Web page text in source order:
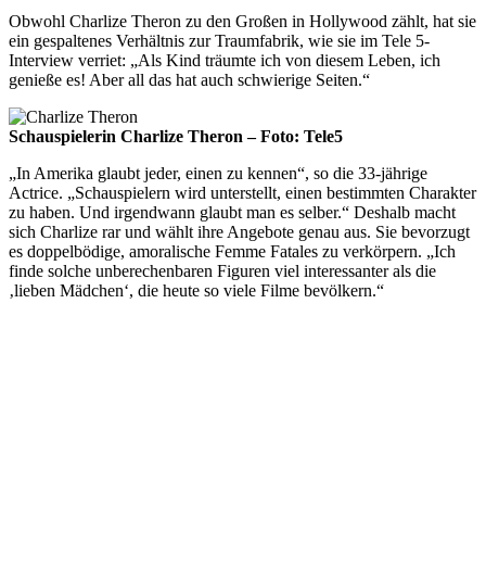
Obwohl Charlize Theron zu den Großen in Hollywood zählt, hat sie
ein gespaltenes Verhältnis zur Traumfabrik, wie sie im Tele 5-
Interview verriet: „Als Kind träumte ich von diesem Leben, ich
genieße es! Aber all das hat auch schwierige Seiten.“
Schauspielerin Charlize Theron – Foto: Tele5
„In Amerika glaubt jeder, einen zu kennen“, so die 33-jährige
Actrice. „Schauspielern wird unterstellt, einen bestimmten Charakter
zu haben. Und irgendwann glaubt man es selber.“ Deshalb macht
sich Charlize rar und wählt ihre Angebote genau aus. Sie bevorzugt
es doppelbödige, amoralische Femme Fatales zu verkörpern. „Ich
finde solche unberechenbaren Figuren viel interessanter als die
‚lieben Mädchen‘, die heute so viele Filme bevölkern.“